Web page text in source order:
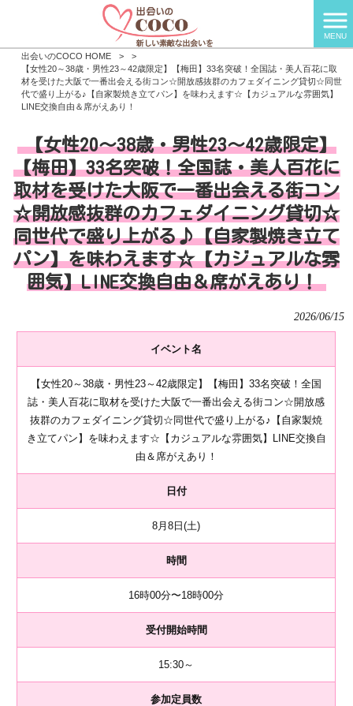
MENU
出会いのCOCO HOME >
>
【女性20～38歳・男性23～42歳限定】【梅田】33名突破！全国誌・美人百花に取
材を受けた大阪で一番出会える街コン☆開放感抜群のカフェダイニング貸切☆同世
代で盛り上がる♪【自家製焼き立てパン】を味わえます☆【カジュアルな雰囲気】
LINE交換自由＆席がえあり！
【女性20～38歳・男性23～42歳限定】
【梅田】33名突破！全国誌・美人百花に
取材を受けた大阪で一番出会える街コン
☆開放感抜群のカフェダイニング貸切☆
同世代で盛り上がる♪【自家製焼き立て
パン】を味わえます☆【カジュアルな雰
囲気】LINE交換自由＆席がえあり！
2026/06/15
イベント名
【女性20～38歳・男性23～42歳限定】【梅田】33名突破！全国
誌・美人百花に取材を受けた大阪で一番出会える街コン☆開放感
抜群のカフェダイニング貸切☆同世代で盛り上がる♪【自家製焼
き立てパン】を味わえます☆【カジュアルな雰囲気】LINE交換自
由＆席がえあり！
日付
8月8日(土)
時間
16時00分〜18時00分
受付開始時間
15:30～
参加定員数